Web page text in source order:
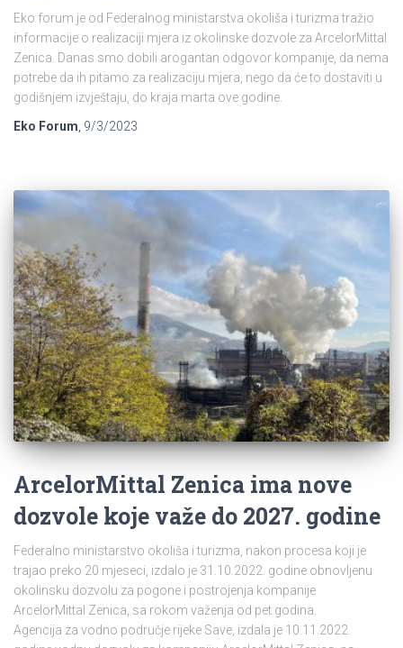
Eko forum je od Federalnog ministarstva okoliša i turizma tražio
informacije o realizaciji mjera iz okolinske dozvole za ArcelorMittal
Zenica. Danas smo dobili arogantan odgovor kompanije, da nema
potrebe da ih pitamo za realizaciju mjera, nego da će to dostaviti u
godišnjem izvještaju, do kraja marta ove godine.
Eko Forum, 9/3/2023
ArcelorMittal Zenica ima nove
dozvole koje važe do 2027. godine
Federalno ministarstvo okoliša i turizma, nakon procesa koji je
trajao preko 20 mjeseci, izdalo je 31.10.2022. godine obnovljenu
okolinsku dozvolu za pogone i postrojenja kompanije
ArcelorMittal Zenica, sa rokom važenja od pet godina.
Agencija za vodno područje rijeke Save, izdala je 10.11.2022.